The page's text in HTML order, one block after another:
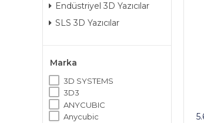
Endüstriyel 3D Yazıcılar
SLS 3D Yazıcılar
Marka
3D SYSTEMS
3D3
ANYCUBIC
Anycubic